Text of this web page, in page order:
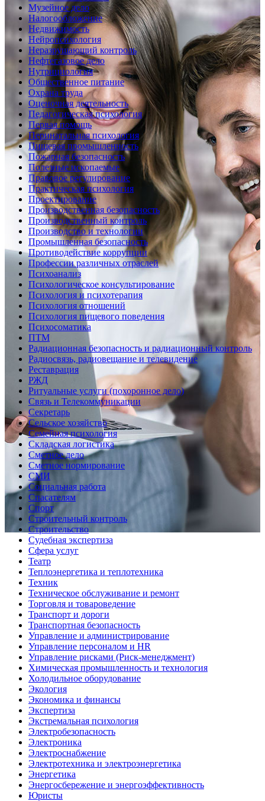
Музейное дело
Налогообложение
Недвижимость
Нейропсихология
Неразрушающий контроль
Нефтегазовое дело
Нутрициология
Общественное питание
Охрана труда
Оценочная деятельность
Педагогическая психология
Первая помощь
Перинатальная психология
Пищевая промышленность
Пожарная безопасность
Полезные ископаемые
Правовое регулирование
Практическая психология
Проектирование
Производственная безопасность
Производственный контроль
Производство и технологии
Промышленная безопасность
Противодействие коррупции
Профессии различных отраслей
Психоанализ
Психологическое консультирование
Психология и психотерапия
Психология отношений
Психология пищевого поведения
Психосоматика
ПТМ
Радиационная безопасность и радиационный контроль
Радиосвязь, радиовещание и телевидение
Реставрация
РЖД
Ритуальные услуги (похоронное дело)
Связь и Телекоммуникации
Секретарь
Сельское хозяйство
Семейная психология
Складская логистика
Сметное дело
Сметное нормирование
СМИ
Социальная работа
Спасателям
Спорт
Строительный контроль
Строительство
Судебная экспертиза
Сфера услуг
Театр
Теплоэнергетика и теплотехника
Техник
Техническое обслуживание и ремонт
Торговля и товароведение
Транспорт и дороги
Транспортная безопасность
Управление и администрирование
Управление персоналом и HR
Управление рисками (Риск-менеджмент)
Химическая промышленность и технология
Холодильное оборудование
Экология
Экономика и финансы
Экспертиза
Экстремальная психология
Электробезопасность
Электроника
Электроснабжение
Электротехника и электроэнергетика
Энергетика
Энергосбережение и энергоэффективность
Юристы